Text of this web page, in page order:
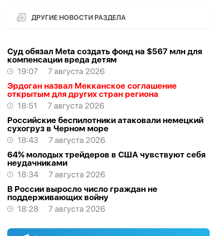
ДРУГИЕ НОВОСТИ РАЗДЕЛА
Суд обязал Meta создать фонд на $567 млн для
компенсации вреда детям
19:07
7 августа 2026
Эрдоган назвал Мекканское соглашение
открытым для других стран региона
18:51
7 августа 2026
Российские беспилотники атаковали немецкий
сухогруз в Черном море
18:43
7 августа 2026
64% молодых трейдеров в США чувствуют себя
неудачниками
18:34
7 августа 2026
В России выросло число граждан не
поддерживающих войну
18:28
7 августа 2026